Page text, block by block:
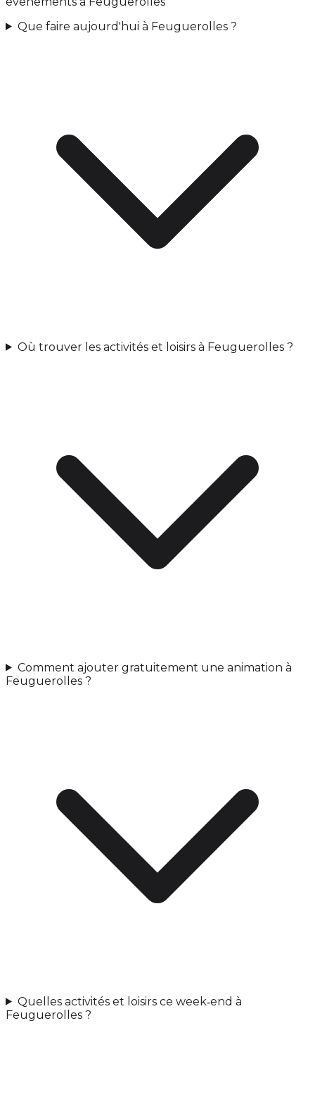
Que faire aujourd'hui à Feuguerolles ?
Où trouver les activités et loisirs à Feuguerolles ?
Comment ajouter gratuitement une animation à
Feuguerolles ?
Quelles activités et loisirs ce week‑end à
Feuguerolles ?